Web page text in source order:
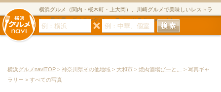
横浜グルメ（関内・桜木町・上大岡）、川崎グルメで美味しいレストラ
ン・居酒屋・ダイニングバー・スイーツのグルメサイト
横浜グルメnaviTOP > 神奈川県その他地域 > 大和市 > 焼肉酒場びーと。
> 写真ギャ
ラリー > すべての写真